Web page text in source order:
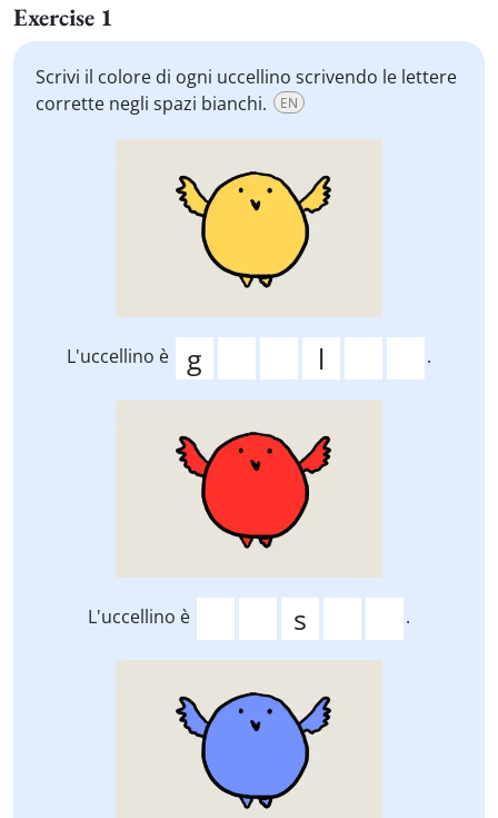
Exercise 1
Scrivi il colore di ogni uccellino scrivendo le lettere
corrette negli spazi bianchi.
EN
L'uccellino è .
L'uccellino è .